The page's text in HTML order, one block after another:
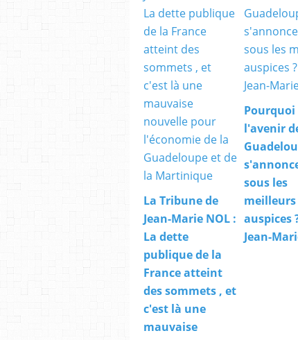
La Tribune de
Jean-Marie NOL :
La dette
publique de la
France atteint
des sommets , et
c'est là une
mauvaise
Pourquoi
l'avenir
sous les
meilleurs
auspices
Jean-